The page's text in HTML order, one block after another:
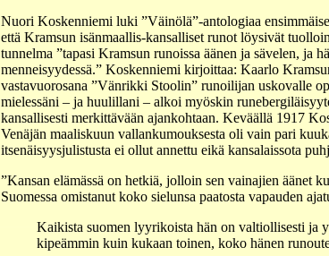
Nuori Koskenniemi luki ”Väinölä”-antologiaa
että Kramsun isänmaallis-kansalliset runot löysivät
tunnelma ”tapasi Kramsun runoissa äänen ja sävelen, ja
menneisyydessä.” Koskenniemi kirjoittaa: Kaarlo
vastavuorosana ”Vänrikki Stoolin” runoilijan uskovalle
mielessäni – ja huulillani – alkoi myöskin
kansallisesti merkittävään ajankohtaan. Keväällä 1917
Venäjän maaliskuun vallankumouksesta oli vain pari
itsenäisyysjulistusta ei ollut annettu eikä kansalaissota
”Kansan elämässä on hetkiä, jolloin sen vainajien äänet
Suomessa omistanut koko sielunsa paatosta vapauden
Kaikista suomen lyyrikoista hän on valtiollisesti ja
kipeämmin kuin kukaan toinen, koko hänen